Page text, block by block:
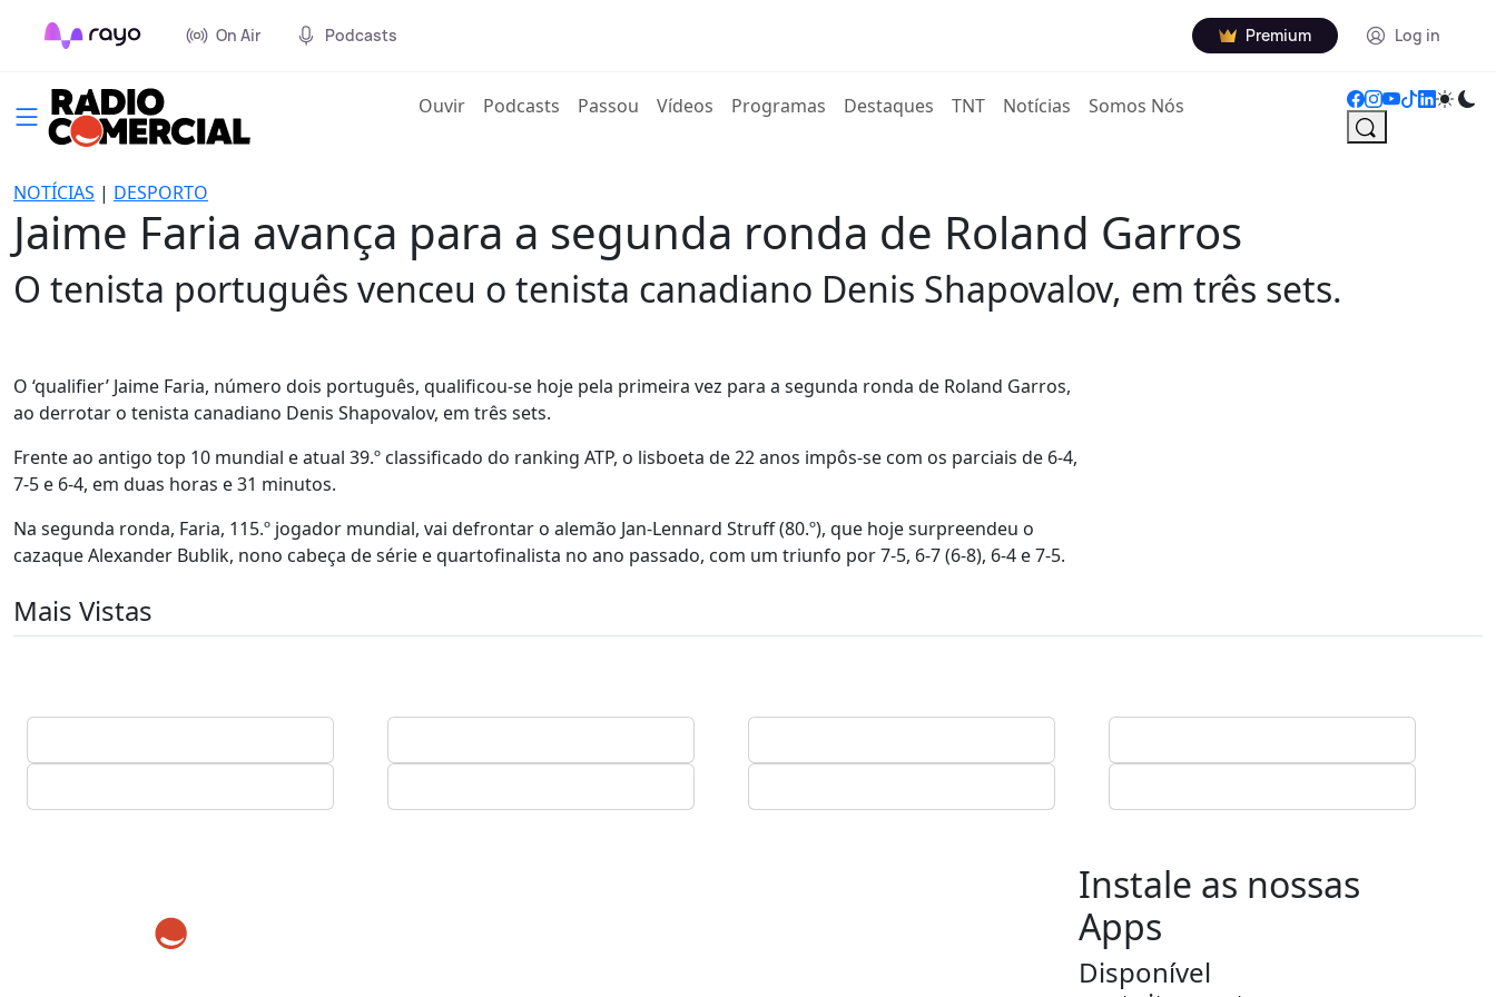
On Air Podcasts Premium Log in
Ouvir(current)
Podcasts Passou Vídeos Programas Destaques TNT Notícias Somos Nós
NOTÍCIAS | DESPORTO
Jaime Faria avança para a segunda ronda de Roland Garros
O tenista português venceu o tenista canadiano Denis Shapovalov, em três sets.
O ‘qualifier’ Jaime Faria, número dois português, qualificou-se hoje pela primeira vez para a segunda ronda de Roland Garros,
ao derrotar o tenista canadiano Denis Shapovalov, em três sets.
Frente ao antigo top 10 mundial e atual 39.º classificado do ranking ATP, o lisboeta de 22 anos impôs-se com os parciais de 6-4,
7-5 e 6-4, em duas horas e 31 minutos.
Na segunda ronda, Faria, 115.º jogador mundial, vai defrontar o alemão Jan-Lennard Struff (80.º), que hoje surpreendeu o
cazaque Alexander Bublik, nono cabeça de série e quartofinalista no ano passado, com um triunfo por 7-5, 6-7 (6-8), 6-4 e 7-5.
Mais Vistas
Instale as nossas
Apps
Disponível